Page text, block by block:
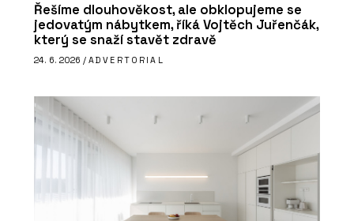
Řešíme dlouhověkost, ale obklopujeme se
jedovatým nábytkem, říká Vojtěch Juřenčák,
který se snaží stavět zdravě
24. 6. 2026 / ADVERTORIAL